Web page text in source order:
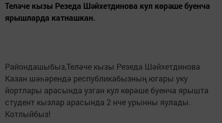
Теләче кызы Резеда Шәйхетдинова кул көрәше буенча
ярышларда катнашкан.
Райондашыбыз,Теләче кызы Резеда Шәйхетдинова
Казан шәһәрендә республикабызның югары уку
йортлары арасында узган кул көрәше буенча ярышта
студент кызлар арасында 2 нче урынны яулады.
Котлыйбыз!